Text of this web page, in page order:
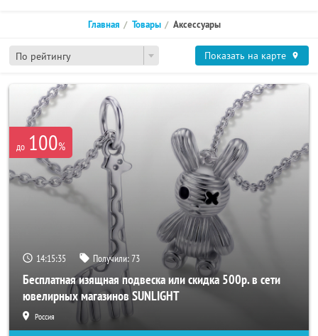
По рейтингу
Главная Товары Аксессуары
Показать на карте
до 100%
14:15:35 Получили:73
Бесплатная изящная подвеска или скидка 500р. в сети
ювелирных магазинов SUNLIGHT
Россия